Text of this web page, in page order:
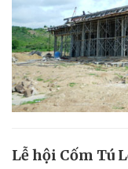
Lễ hội Cốm Tú